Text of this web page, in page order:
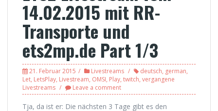
14.02.2015 mit RR-
Transporte und
ets2mp.de Part 1/3
21. Februar 2015 Livestreams deutsch, german,
Let, LetsPlay, Livestream, OMSI, Play, twitch, vergangene
Livestreams
Leave a comment
Tja, da ist er: Die nächsten 3 Tage gibt es den